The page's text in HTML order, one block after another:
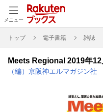
メニュー
トップ 電子書籍 雑誌
Meets Regional 2019年
（編）京阪神エルマガジン社